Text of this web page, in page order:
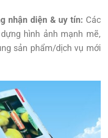
nhận diện & uy tín: Các
hình ảnh mạnh mẽ,
sản phẩm/dịch vụ mới